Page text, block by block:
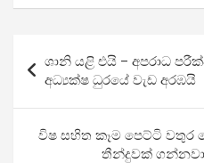
ce
b
o
o
k
tt
er
at
A
p
p
e
gr
a
m
navigation
ශානි යළි එයි – අපරාධ
අධ්‍යක්ෂ ධුරයේ වැඩ අරඹයි
විෂ සහිත කෑම පෙට්ටි වතුර
තීන්දුවක්